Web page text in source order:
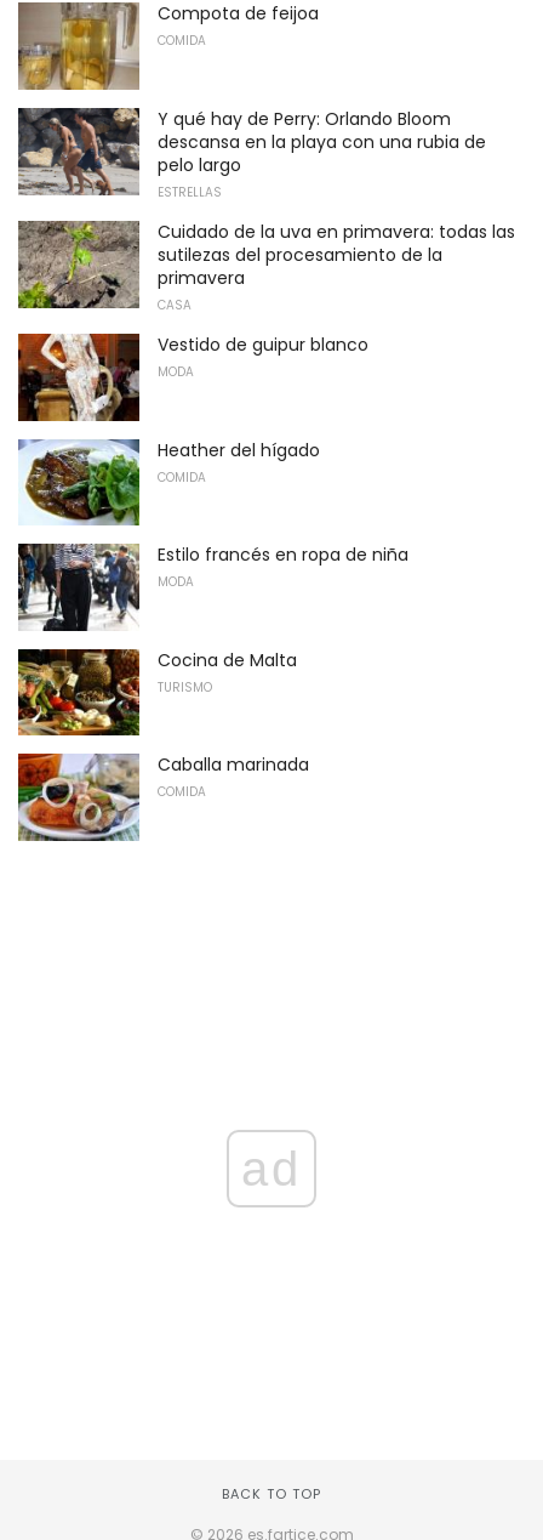
Compota de feijoa
COMIDA
Y qué hay de Perry: Orlando Bloom
descansa en la playa con una rubia de
pelo largo
ESTRELLAS
Cuidado de la uva en primavera: todas las
sutilezas del procesamiento de la
primavera
CASA
Vestido de guipur blanco
MODA
Heather del hígado
COMIDA
Estilo francés en ropa de niña
MODA
Cocina de Malta
TURISMO
Caballa marinada
COMIDA
ad
BACK TO TOP
© 2026 es.fartice.com